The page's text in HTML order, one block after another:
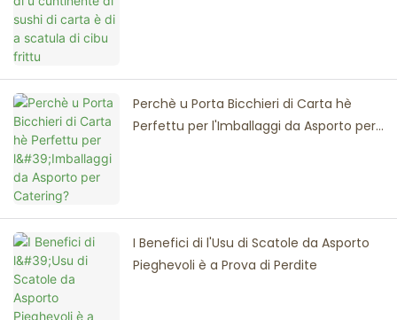
Perchè u Porta Bicchieri di Carta hè
Perfettu per l'Imballaggi da Asporto per
I Benefici di l'Usu di Scatole da Asporto
Pieghevoli è a Prova di Perdite